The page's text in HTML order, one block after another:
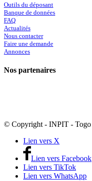
Outils du déposant
Banque de données
FAQ
Actualités
Nous contacter
Faire une demande
Annonces
Nos partenaires
© Copyright - INPIT - Togo
Lien vers X
Lien vers Facebook
Lien vers TikTok
Lien vers WhatsApp